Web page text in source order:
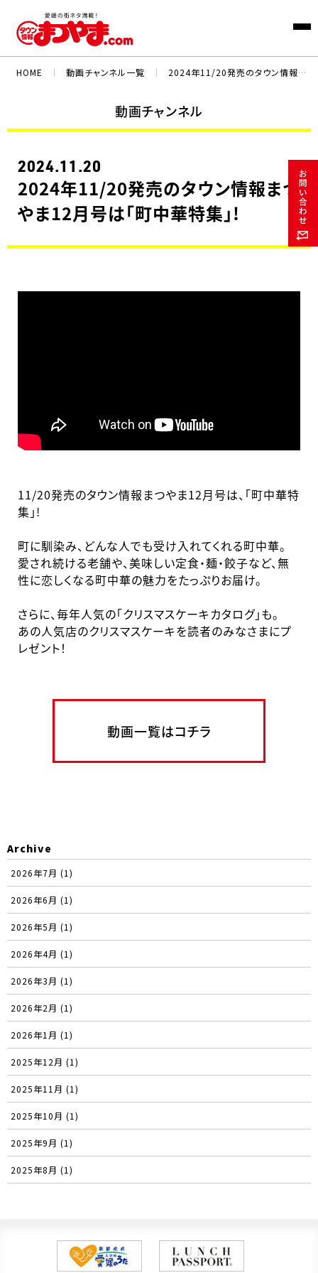
HOME ｜ 動画チャンネル一覧 ｜ 2024年11/20発売のタウン情報まつやま12月号は「町中華特集」!
動画チャンネル
2024.11.20
2024年11/20発売のタウン情報まつ
やま12月号は「町中華特集」!
11/20発売のタウン情報まつやま12月号は、「町中華特
集」!
町に馴染み、どんな人でも受け入れてくれる町中華。
愛され続ける老舗や、美味しい定食・麺・餃子など、無
性に恋しくなる町中華の魅力をたっぷりお届け。
さらに、毎年人気の「クリスマスケーキカタログ」も。
あの人気店のクリスマスケーキを読者のみなさまにプ
レゼント！
動画一覧はコチラ
Archive
2026年7月 (1)
2026年6月 (1)
2026年5月 (1)
2026年4月 (1)
2026年3月 (1)
2026年2月 (1)
2026年1月 (1)
2025年12月 (1)
2025年11月 (1)
2025年10月 (1)
2025年9月 (1)
2025年8月 (1)